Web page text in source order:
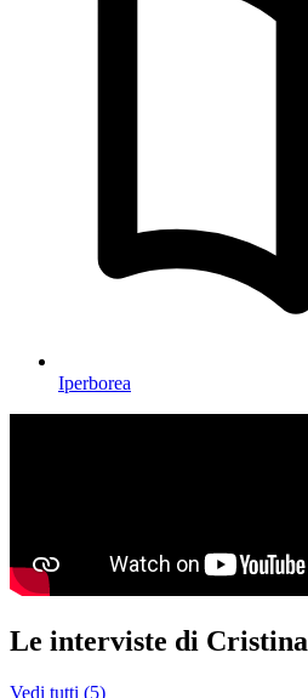
Iperborea
Le interviste di Cristina
Vedi tutti (5)